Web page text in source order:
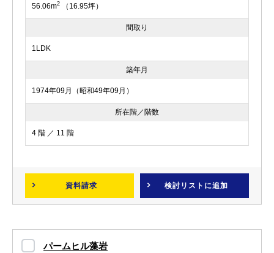
56.06m2 （16.95坪）
間取り
1LDK
築年月
1974年09月（昭和49年09月）
所在階／階数
4 階 ／ 11 階
資料請求 検討リスト に追加
パームヒル藻岩